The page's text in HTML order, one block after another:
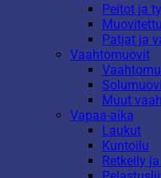
Peitot ja
Patjat ja
Vaahtomuovit
Muut
Vapaa-aika
Laukut
Kuntoilu
Retkeily